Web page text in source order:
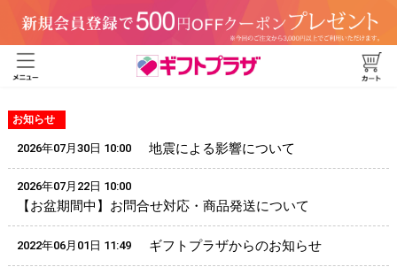
お知らせ
2026年07月30日 10:00 地震による影響について
2026年07月22日 10:00
【お盆期間中】お問合せ対応・商品発送について
2022年06月01日 11:49 ギフトプラザからのお知らせ